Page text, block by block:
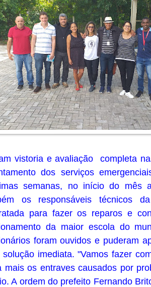
vistoria e avaliação completa
dos serviços
semanas, no início do mês
os responsáveis técnicos
para fazer os reparos e
da maior escola do
foram ouvidos e puderam
solução imediata. "Vamos fazer
mais os entraves causados por
A ordem do prefeito Fernando